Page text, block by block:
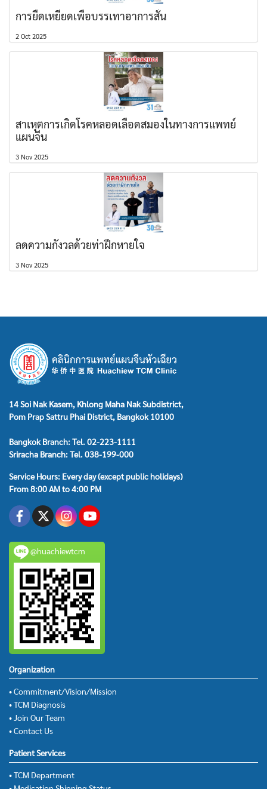
การยืดเหยียดเพื่อบรรเทาอาการสั่น
2 Oct 2025
สาเหุตการเกิดโรคหลอดเลือดสมองในทางการแพทย์
แผนจีน
3 Nov 2025
ลดความกังวลด้วยท่าฝึกหายใจ
3 Nov 2025
14 Soi Nak Kasem, Khlong Maha Nak Subdistrict,
Pom Prap Sattru Phai District, Bangkok 10100
Bangkok Branch: Tel. 02-223-1111
Sriracha Branch: Tel. 038-199-000
Service Hours: Every day (except public holidays)
From 8:00 AM to 4:00 PM
@huachiewtcm
Organization
• Commitment/Vision/Mission
• TCM Diagnosis
• Join Our Team
• Contact Us
Patient Services
• TCM Department